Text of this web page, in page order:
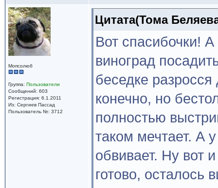
Мопсолюб
Группа: Пользователи
Сообщений: 603
Регистрация: 6.1.2011
Из: Сергиев Пассад
Пользователь №: 3712
Цитата(Тома
Вот спасибочки!
виноград
беседке
конечно, но
полностью
таком мечтает. А
обвивает. Ну вот
готово, осталось